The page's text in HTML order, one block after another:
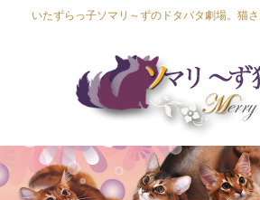
いたずらっ子ソマリ～ずのドタバタ劇場。猫さ